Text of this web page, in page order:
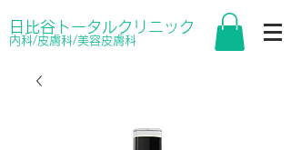
日比谷トータルクリニック
内科/皮膚科/美容皮膚科